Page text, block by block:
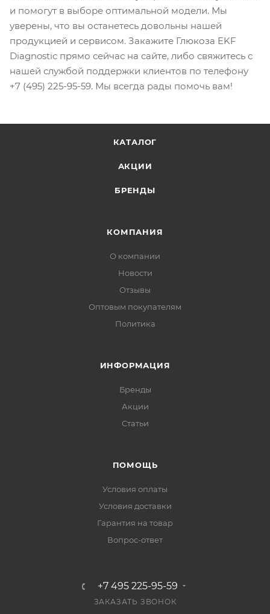
и помогут в выборе оптимальной модели. Мы
уверены, что вы останетесь довольны нашей
продукцией и сервисом. Закажите Глюкоза EKF
Diagnostic прямо сейчас на сайте, либо свяжитесь с
нашей службой поддержки клиентов по телефону
+7 (495) 225-95-59. Мы всегда рады помочь вам!
КАТАЛОГ
АКЦИИ
БРЕНДЫ
КОМПАНИЯ
О компании
Новости
Отзывы
Оптовым покупателям
Политика
ИНФОРМАЦИЯ
Бренды
Акции
Статьи
ПОМОЩЬ
Условия оплаты
Условия доставки
Гарантия на товар
Вопрос-ответ
+7 495 225-95-59
ЗАКАЗАТЬ ЗВОНОК